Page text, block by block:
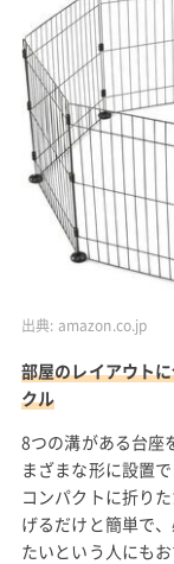
出典: amazon.co.jp
部屋のレイアウト
クル
8つの溝がある台座
まざまな形に設置
コンパクトに折り
げるだけと簡単で
たいという人にもお